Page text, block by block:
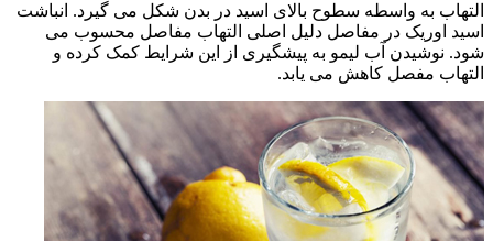
التهاب به واسطه سطوح بالای اسید در بدن شکل می گیرد. انباشت
اسید اوریک در مفاصل دلیل اصلی التهاب مفاصل محسوب می
شود. نوشیدن آب لیمو به پیشگیری از این شرایط کمک کرده و
التهاب مفصل کاهش می یابد.